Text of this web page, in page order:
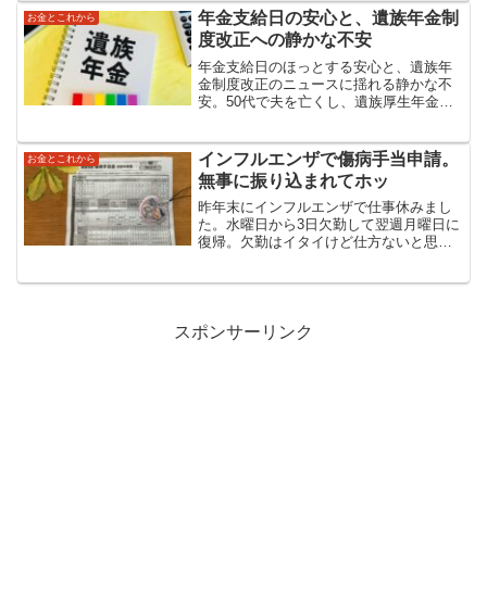
け、仕事ありますか？」と聞...
お金とこれから
年金支給日の安心と、遺族年金制
度改正への静かな不安
年金支給日のほっとする安心と、遺族年
金制度改正のニュースに揺れる静かな不
安。50代で夫を亡くし、遺族厚生年金で
寄り添う仕組みであってほしいという思
いを込めて
お金とこれから
インフルエンザで傷病手当申請。
無事に振り込まれてホッ
昨年末にインフルエンザで仕事休みまし
た。水曜日から3日欠勤して翌週月曜日に
復帰。欠勤はイタイけど仕方ないと思っ
スポンサーリンク